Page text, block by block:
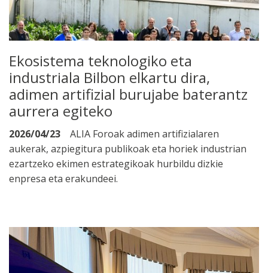
Ekosistema teknologiko eta
industriala Bilbon elkartu dira,
adimen artifizial burujabe baterantz
aurrera egiteko
2026/04/23
ALIA Foroak adimen artifizialaren
aukerak, azpiegitura publikoak eta horiek industrian
ezartzeko ekimen estrategikoak hurbildu dizkie
enpresa eta erakundeei.